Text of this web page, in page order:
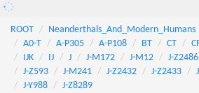
ROOT Neanderthals_And_Modern_Humans
A0-T
A-P305 A-P108 BT CT
IJK
IJ J J-M172 J-M12 J-Z2486
J-Z593
J-M241 J-Z2432 J-Z2433
J-Y988
J-Z8289